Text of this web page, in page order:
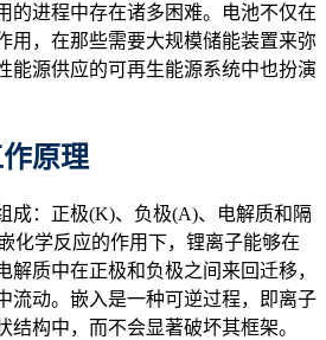
的进程中存在诸多困难。电池不仅在
用，在那些需要大规模储能装置来弥
能源供应的可再生能源系统中也扮演
原理
成：正极(K)、负极(A)、电解质和隔
化学反应的作用下，锂离子能够在
解质中在正极和负极之间来回迁移，
流动。嵌入是一种可逆过程，即离子
结构中，而不会显著破坏其框架。